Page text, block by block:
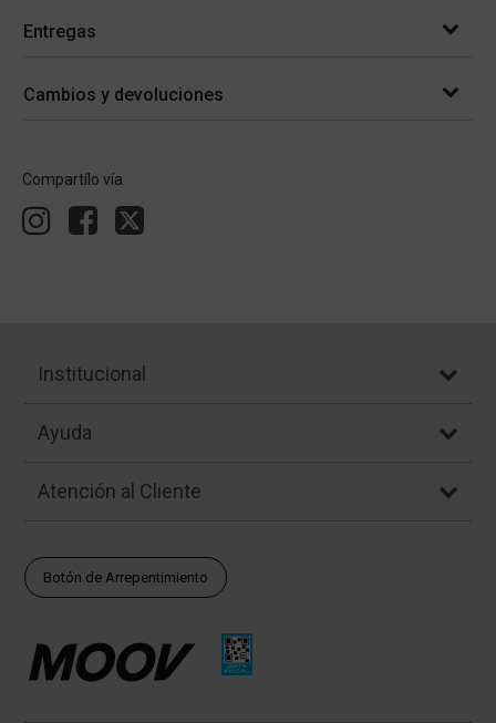
Entregas
Cambios y devoluciones
Compartílo vía
Institucional
Ayuda
Atención al Cliente
Botón de Arrepentimiento